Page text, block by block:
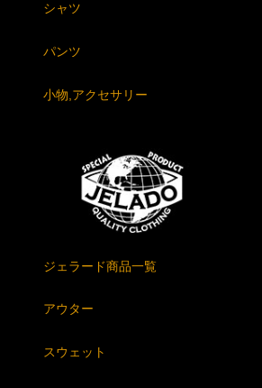
シャツ
パンツ
小物,アクセサリー
ジェラード商品一覧
アウター
スウェット